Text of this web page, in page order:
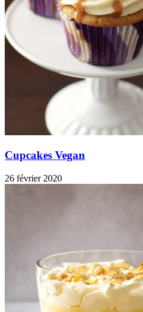
Cupcakes Vegan
26 février 2020